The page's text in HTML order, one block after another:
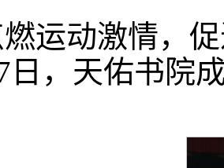
运动激情，
日，天佑书院